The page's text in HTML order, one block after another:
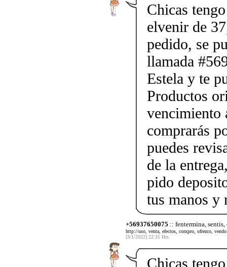
Chicas
elvenir de
pedido, se
llamada
Estela y te
Productos
vencimiento
comprarás
puedes
de la
pido
tus manos y
+56937650075 :: fentermina,
http://uso, venta, efectos, compro, ofrezco,
[3/1/2022] 22:31 Hrs.
Chicas